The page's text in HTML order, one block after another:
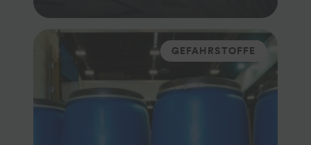
GEFAHRSTOFFE